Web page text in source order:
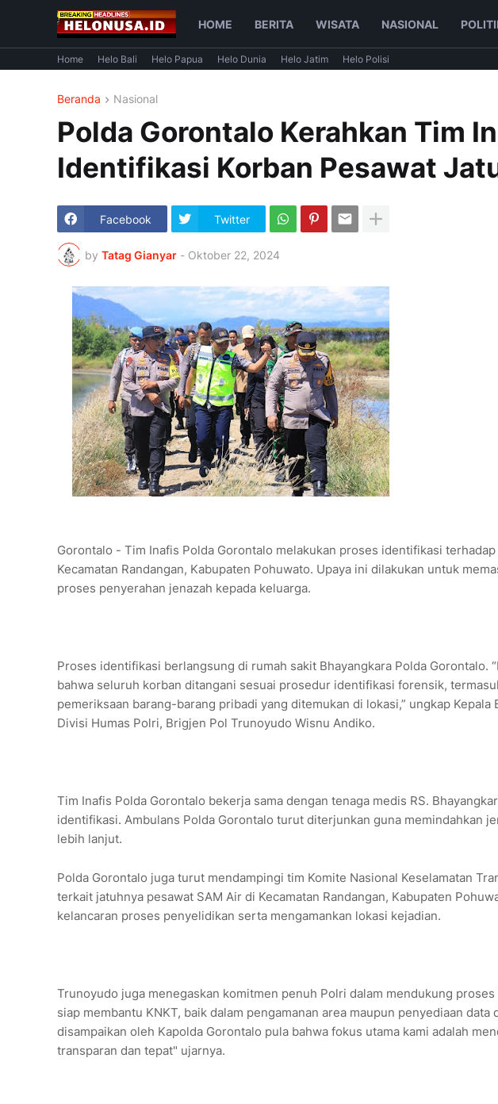
HOME BERITA WISATA NASIONAL
Home Helo Bali Helo Papua Helo Dunia Helo Jatim Helo Polisi
Beranda Nasional
Polda Gorontalo Kerahkan Tim
Identifikasi Korban Pesawat
Facebook Twitter
by Tatag Gianyar - Oktober 22, 2024
Gorontalo - Tim Inafis Polda Gorontalo melakukan proses identifikasi
Kecamatan Randangan, Kabupaten Pohuwato. Upaya ini dilakukan untuk
proses penyerahan jenazah kepada keluarga.
Proses identifikasi berlangsung di rumah sakit Bhayangkara Polda Gorontalo.
bahwa seluruh korban ditangani sesuai prosedur identifikasi forensik,
pemeriksaan barang-barang pribadi yang ditemukan di lokasi,” ungkap
Divisi Humas Polri, Brigjen Pol Trunoyudo Wisnu Andiko.
Tim Inafis Polda Gorontalo bekerja sama dengan tenaga medis RS.
identifikasi. Ambulans Polda Gorontalo turut diterjunkan guna memindahkan
lebih lanjut.
Polda Gorontalo juga turut mendampingi tim Komite Nasional Keselamatan
terkait jatuhnya pesawat SAM Air di Kecamatan Randangan, Kabupaten
kelancaran proses penyelidikan serta mengamankan lokasi kejadian.
Trunoyudo juga menegaskan komitmen penuh Polri dalam mendukung
siap membantu KNKT, baik dalam pengamanan area maupun penyediaan
disampaikan oleh Kapolda Gorontalo pula bahwa fokus utama kami adalah
transparan dan tepat" ujarnya.